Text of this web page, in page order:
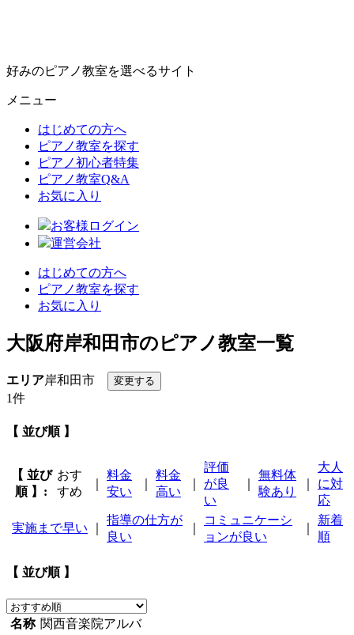
好みのピアノ教室を選べるサイト
メニュー
はじめての方へ
ピアノ教室を探す
ピアノ初心者特集
ピアノ教室Q&A
お気に入り
お客様ログイン
運営会社
はじめての方へ
ピアノ教室を探す
お気に入り
大阪府岸和田市のピアノ教室一覧
エリア岸和田市
1件
【 並び順 】
【 並び
順 】:
おす
すめ
料金
安い
料金
高い
評価
が良
い
無料体
験あり
大人
に対
応
実施まで早い
指導の仕方が
良い
コミュニケーシ
ョンが良い
新着
順
【 並び順 】
名称 関西音楽院アルバ